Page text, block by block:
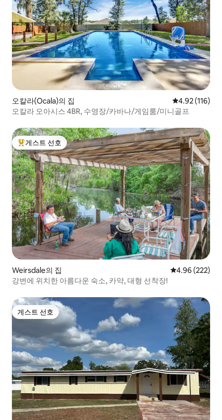
오칼라(Ocala)의 집 평점 4.92점(5
4.92 (116)
오칼라 오아시스 4BR, 수영장/카바나/게임룸/미니골프
상위 게스트 선호
게스트 선호
Weirsdale의 집 평점 4.96점(5
4.96 (222)
강변에 위치한 아름다운 숙소, 카약, 대형 선착장!
게스트 선호
게스트 선호